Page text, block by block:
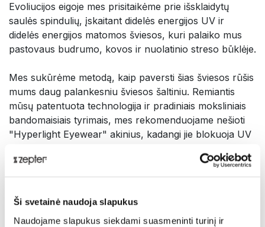
Ši svetainė naudoja slapukus
Naudojame slapukus siekdami suasmeninti turinį ir
Evoliucijos eigoje mes prisitaikėme prie išsklaidytų
saulės spindulių, įskaitant didelės energijos UV ir
didelės energijos matomos šviesos, kuri palaiko mus
pastovaus budrumo, kovos ir nuolatinio streso būklėje.
Mes sukūrėme metodą, kaip paversti šias šviesos rūšis
mums daug palankesniu šviesos šaltiniu. Remiantis
mūsų patentuota technologija ir pradiniais moksliniais
bandomaisiais tyrimais, mes rekomenduojame nešioti
"Hyperlight Eyewear" akinius, kadangi jie blokuoja UV
mėlyną šviesą ir veikia atpalaiduojamai.
1. Transformuoja UV ir didelės energijos mėlyną šviesą